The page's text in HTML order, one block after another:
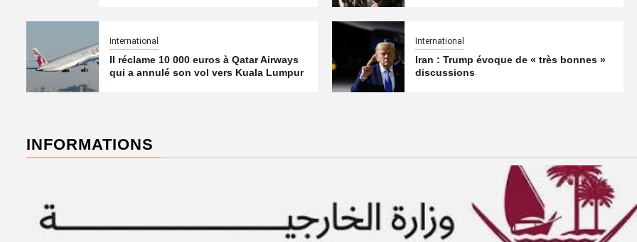
International
Il réclame 10 000 euros à Qatar Airways
qui a annulé son vol vers Kuala Lumpur
International
Iran : Trump évoque de « très bonnes »
discussions
INFORMATIONS